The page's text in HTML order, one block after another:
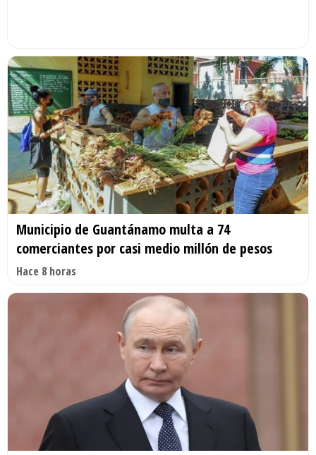
Municipio de Guantánamo multa a 74
comerciantes por casi medio millón de pesos
Hace 8 horas